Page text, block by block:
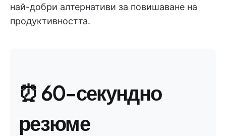
най-добри алтернативи за повишаване на
продуктивността.
⏰ 60-секундно
резюме